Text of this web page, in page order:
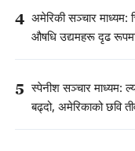
4 अमेरिकी सञ्चार माध्यम:
औषधि उद्यमहरू दृढ
5 स्पेनीश सञ्चार माध्यम:
बढ्दो, अमेरिकाको छवि